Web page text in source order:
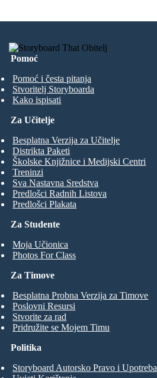
Pomoć
Pomoć i česta pitanja
Stvoritelj Storyboarda
Kako ispisati
Za Studente
Moja Učionica
Photos For Class
Za Učitelje
Besplatna Verzija za Učitelje
Distrikta Paketi
Školske Knjižnice i Medijski Centri
Treninzi
Sva Nastavna Sredstva
Predlošci Radnih Listova
Predlošci Plakata
Za Timove
Besplatna Probna Verzija za Timove
Poslovni Resursi
Stvorite za rad
Pridružite se Mojem Timu
Politika
Storyboard Autorsko Pravo i Upotreba